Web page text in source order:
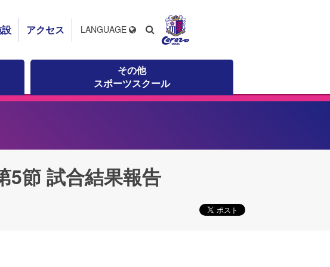
アクセス
その他
スポーツスクール
LANGUAGE
5節 試合結果報告